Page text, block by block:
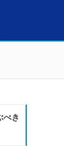
べき